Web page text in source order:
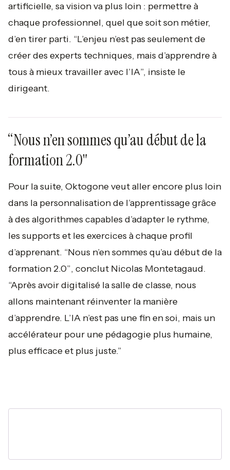
artificielle, sa vision va plus loin : permettre à
chaque professionnel, quel que soit son métier,
d’en tirer parti. “L’enjeu n’est pas seulement de
créer des experts techniques, mais d’apprendre à
tous à mieux travailler avec l’IA”, insiste le
dirigeant.
“Nous n’en sommes qu’au début de la
formation 2.0"
Pour la suite, Oktogone veut aller encore plus loin
dans la personnalisation de l’apprentissage grâce
à des algorithmes capables d’adapter le rythme,
les supports et les exercices à chaque profil
d’apprenant. “Nous n’en sommes qu’au début de la
formation 2.0”, conclut Nicolas Montetagaud.
“Après avoir digitalisé la salle de classe, nous
allons maintenant réinventer la manière
d’apprendre. L’IA n’est pas une fin en soi, mais un
accélérateur pour une pédagogie plus humaine,
plus efficace et plus juste.”